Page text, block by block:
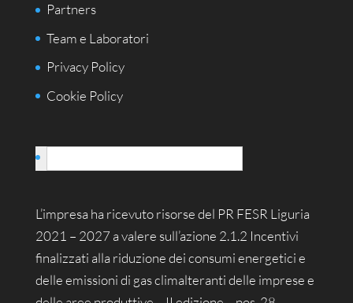
Partners
Team e Laboratori
Privacy Policy
Cookie Policy
L’impresa ha ricevuto risorse del PR FESR Liguria
2021 – 2027 a valere sull’azione 2.1.2 Incentivi
finalizzati alla riduzione dei consumi energetici e
delle emissioni di gas climalteranti delle imprese e